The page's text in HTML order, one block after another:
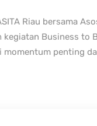
Riau bersama
Business to
penting